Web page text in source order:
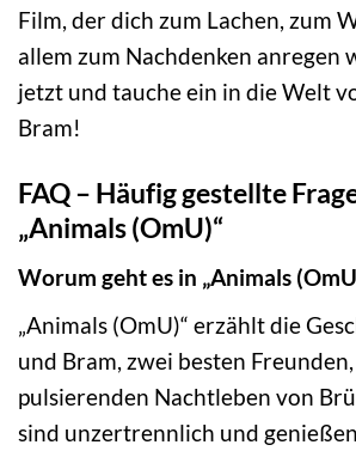
Film, der dich zum Lachen, zum
allem zum Nachdenken anregen
jetzt und tauche ein in die Welt
Bram!
FAQ – Häufig gestellte
„Animals (OmU)“
Worum geht es in „Animals
„Animals (OmU)“ erzählt die
und Bram, zwei besten
pulsierenden Nachtleben von
sind unzertrennlich und